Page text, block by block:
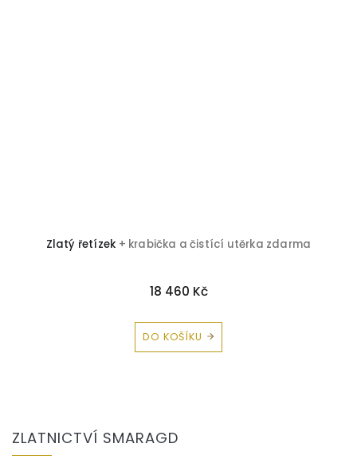
Zlatý řetízek + krabička a čistící utěrka zdarma
18 460 Kč
DO KOŠÍKU
ZLATNICTVÍ SMARAGD